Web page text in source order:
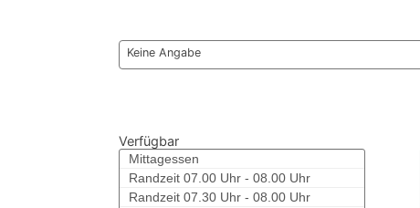
Keine Angabe
Verfügbar
Mittagessen
Randzeit 07.00 Uhr - 08.00 Uhr
Randzeit 07.30 Uhr - 08.00 Uhr